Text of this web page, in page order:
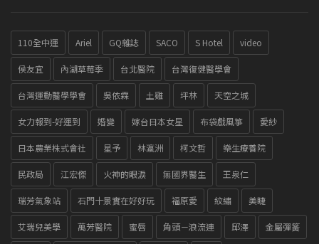
110全中運 Ariel GQ雜誌 SACO S Hotel video
侯友宜 內湖草莓季 台北醫院 台灣復健醫學會
台灣運動醫學學會 吳依霖 土雞 坪林 天空之城
女力報到-好運到 婚變 嫁台日本女星 布袋戲風箏 愛紗
日本農業株式會社 星予 林瀛洲 柯文哲 樂生療養院
民政局 江宏傑 火神的眼淚 無國界醫生 王泉仁
瑞芳氣象站 石門十景實在好好玩 福原愛 紋繡 美睫
艾瑞兒美學 萬芳醫院 蜜唇 角頭－浪流連 邱澤 金屬彈簧